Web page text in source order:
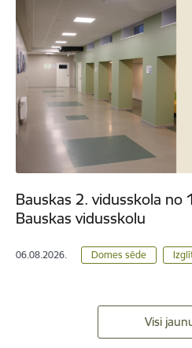
Bauskas 2. vidusskola
Bauskas vidusskolu
06.08.2026. Domes sēde
Visi